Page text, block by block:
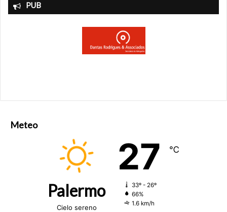
PUB
Meteo
Palermo
Cielo sereno
27 ℃
33º - 26º
66%
1.6 km/h